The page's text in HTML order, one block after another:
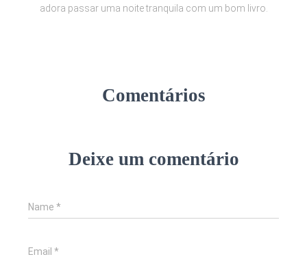
adora passar uma noite tranquila com um bom livro.
Comentários
Deixe um comentário
Name *
Email *